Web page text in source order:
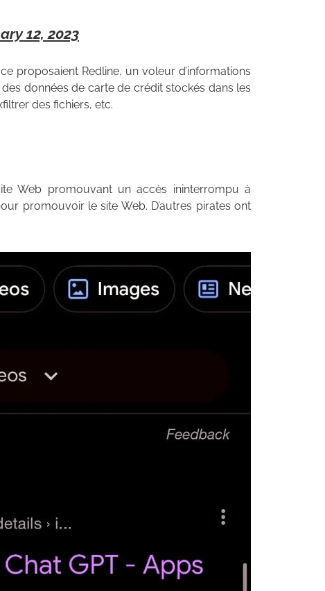
12, 2023
proposaient Redline, un voleur d’informations
données de carte de crédit stockés dans les
des fichiers, etc.
Web promouvant un accès ininterrompu à
promouvoir le site Web. D’autres pirates ont